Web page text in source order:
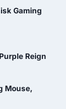
Gaming
Reign
Mouse,